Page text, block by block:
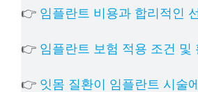
👉 임플란트 비용과 합리적인
👉 임플란트 보험 적용 조건 및
👉 잇몸 질환이 임플란트 시술